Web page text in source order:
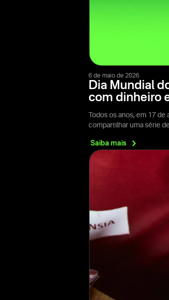
6 de maio de 2026
Dia Mundial
com dinheiro
Todos os anos, em 17
compartilhar uma série
Saiba mais